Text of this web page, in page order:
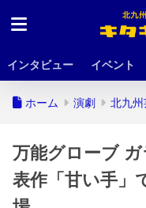
インタビュー イベント
ホーム 演劇 北九
万能グローブ
表作「甘い手」